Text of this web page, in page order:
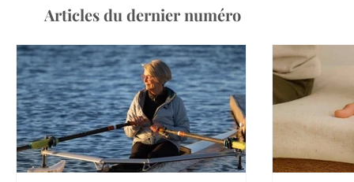
Articles du dernier numéro